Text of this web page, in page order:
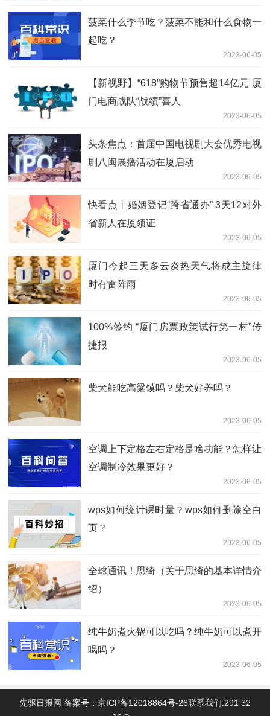
菠菜什么季节吃？菠菜不能和什么食物一
起吃？
2023-06-05
【新视野】“618”购物节预售超14亿元 厦
门电商战队“战绩”喜人
2023-06-05
头条焦点：首届中国电视剧大会优秀电视
剧八闽展播活动在厦启动
2023-06-05
快看点丨婚姻登记“跨省通办” 3天12对外
省新人在厦领证
2023-06-05
厦门今起三天多云炎热天气将成主旋律
时有雷阵雨
2023-06-05
100%签约 “厦门房票政策试行第一村”传
捷报
2023-06-05
柴犬能吃高粱馍吗？柴犬好养吗？
2023-06-05
空调上下定格左右定格是啥功能？怎样让
空调制冷效果更好？
2023-06-05
wps如何统计课时量？wps如何删除空白
页？
2023-06-05
全球通讯！思绮（关于思绮的基本详情介
绍）
2023-06-05
纯牛奶煮火锅可以吃吗？纯牛奶可以煮开
喝吗？
2023-06-05
先驱日报网 备案号：京ICP备12018864号-26联系我们:291 32